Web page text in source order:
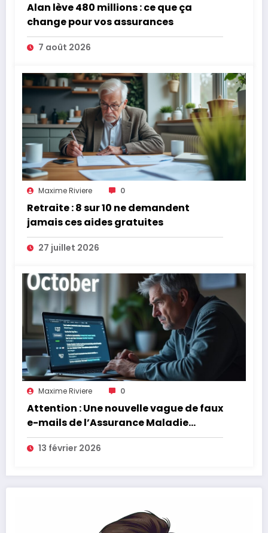
Alan lève 480 millions : ce que ça
change pour vos assurances
7 août 2026
Maxime Riviere 0
Retraite : 8 sur 10 ne demandent
jamais ces aides gratuites
27 juillet 2026
Maxime Riviere 0
Attention : Une nouvelle vague de faux
e-mails de l’Assurance Maladie
menace la couverture de vos frais de
santé
13 février 2026